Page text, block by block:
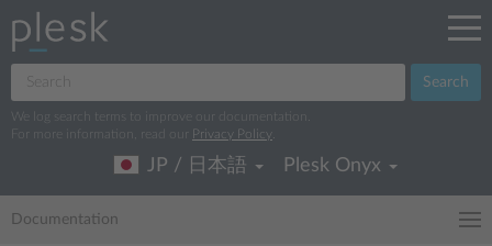
Search
We log search terms to improve our documentation.
For more information, read our
Privacy Policy
JP / 日本語 Plesk Onyx
Documentation